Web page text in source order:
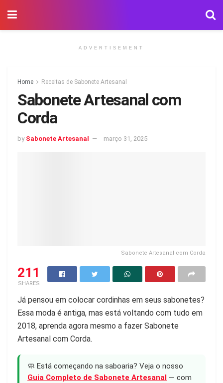
ADVERTISEMENT
Home Receitas de Sabonete Artesanal
Sabonete Artesanal com
Corda
by Sabonete Artesanal março 31, 2025
Sabonete Artesanal com Corda
211
SHARES
Já pensou em colocar cordinhas em seus sabonetes?
Essa moda é antiga, mas está voltando com tudo em
2018, aprenda agora mesmo a fazer Sabonete
Artesanal com Corda.
🧼 Está começando na saboaria? Veja o nosso
Guia Completo de Sabonete Artesanal — com